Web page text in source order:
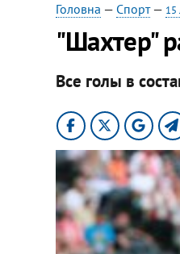
Головна — Спорт— 15
"Шахтер"
Все голы в